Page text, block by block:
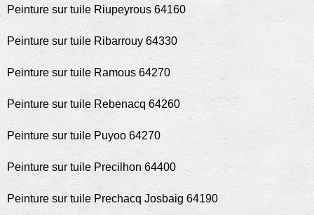
Peinture sur tuile Riupeyrous 64160
Peinture sur tuile Ribarrouy 64330
Peinture sur tuile Ramous 64270
Peinture sur tuile Rebenacq 64260
Peinture sur tuile Puyoo 64270
Peinture sur tuile Precilhon 64400
Peinture sur tuile Prechacq Josbaig 64190